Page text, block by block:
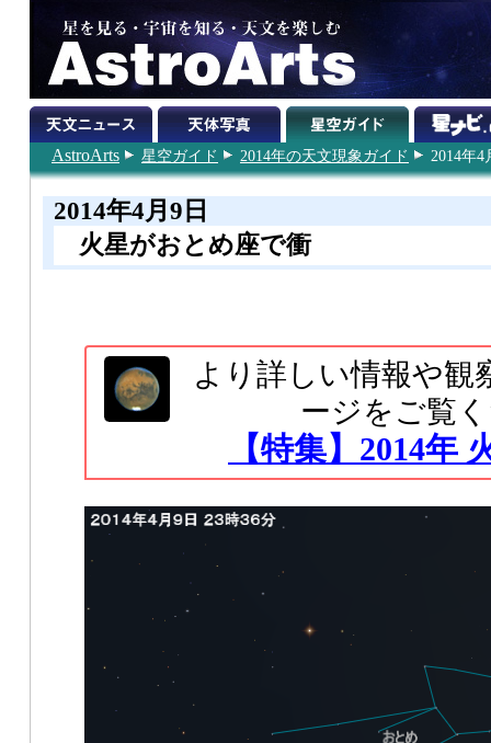
AstroArts 星空ガイド 2014年の天文現象ガイド 2014年4
2014年4月9日
火星がおとめ座で衝
より詳しい情報や観
ージをご覧
【特集】2014年